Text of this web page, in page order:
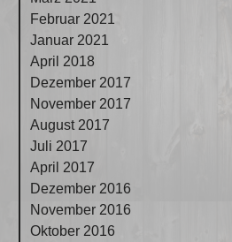
Februar 2021
Januar 2021
April 2018
Dezember 2017
November 2017
August 2017
Juli 2017
April 2017
Dezember 2016
November 2016
Oktober 2016